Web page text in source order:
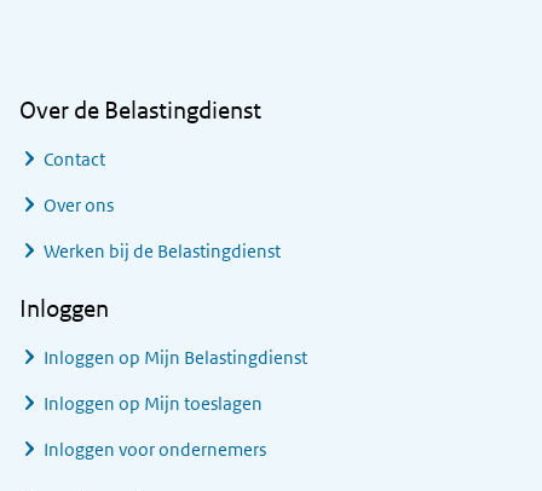
Over de Belastingdienst
Contact
Over ons
Werken bij de Belastingdienst
Inloggen
Inloggen op Mijn Belastingdienst
Inloggen op Mijn toeslagen
Inloggen voor ondernemers